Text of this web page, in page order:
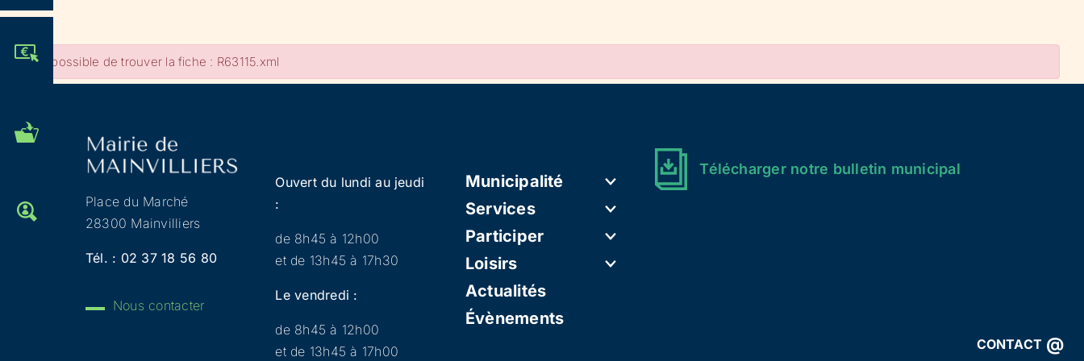
ADMINISTRATIVES
OFFRES D'EMPLOI
CONTACT @
Impossible de trouver la fiche : R63115.xml
Place du Marché
28300 Mainvilliers
Tél. : 02 37 18 56 80
Nous contacter
Ouvert du lundi au jeudi
:
de 8h45 à 12h00
et de 13h45 à 17h30
Le vendredi :
de 8h45 à 12h00
et de 13h45 à 17h00
Municipalité
Services
Participer
Loisirs
Actualités
Évènements
Télécharger notre bulletin municipal